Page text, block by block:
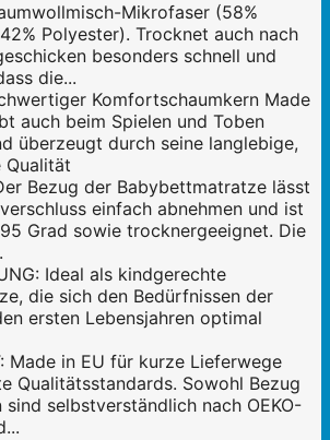
Mikrofaser (58%
Polyester). Trocknet auch nach
besonders schnell und
die...
Komfortschaumkern Made
auch beim Spielen und Toben
überzeugt durch seine langlebige,
Qualität
Bezug der Babybettmatratze lässt
einfach abnehmen und ist
Grad sowie trocknergeeignet. Die
Ideal als kindgerechte
die sich den Bedürfnissen der
ersten Lebensjahren optimal
Made in EU für kurze Lieferwege
Qualitätsstandards. Sowohl Bezug
sind selbstverständlich nach OEKO-